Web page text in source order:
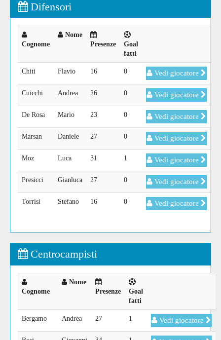
Difensori
Cognome
Nome
Presenze
Goal
fatti
Chiti Flavio 16 0 Vedi giocatore
Cuicchi Andrea 26 0 Vedi giocatore
De Rosa Mario 23 0 Vedi giocatore
Marsan Daniele 27 0 Vedi giocatore
Moz Luca 31 1 Vedi giocatore
Presicci Gianluca 27 0 Vedi giocatore
Torrisi Stefano 16 0 Vedi giocatore
Centrocampisti
Cognome
Nome
Presenze
Goal
fatti
Bergamo Andrea 27 1 Vedi giocatore